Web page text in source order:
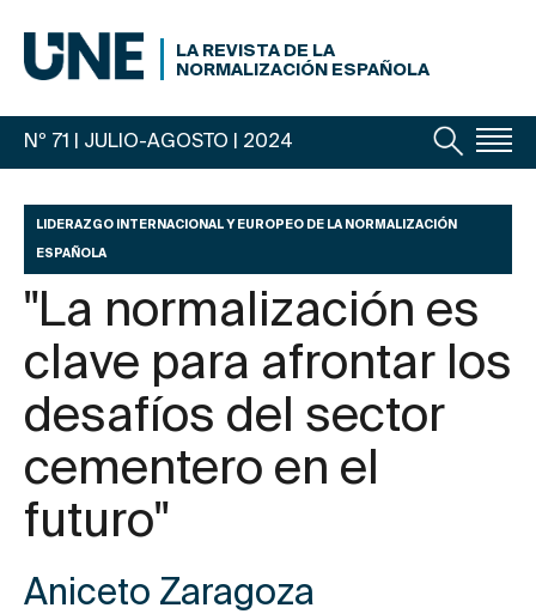
LA REVISTA DE LA
NORMALIZACIÓN ESPAÑOLA
Nº 71 | JULIO-AGOSTO | 2024
LIDERAZGO INTERNACIONAL Y EUROPEO DE LA NORMALIZACIÓN
ESPAÑOLA
"La normalización es
clave para afrontar los
desafíos del sector
cementero en el
futuro"
Aniceto Zaragoza